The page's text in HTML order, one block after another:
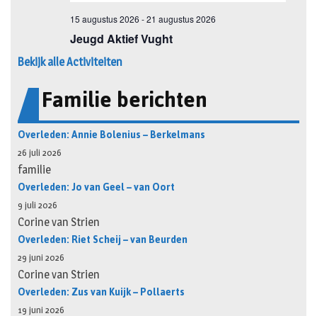
Bekijk alle Activiteiten
Familie berichten
Overleden: Annie Bolenius – Berkelmans
26 juli 2026
familie
Overleden: Jo van Geel – van Oort
9 juli 2026
Corine van Strien
Overleden: Riet Scheij – van Beurden
29 juni 2026
Corine van Strien
Overleden: Zus van Kuijk – Pollaerts
19 juni 2026